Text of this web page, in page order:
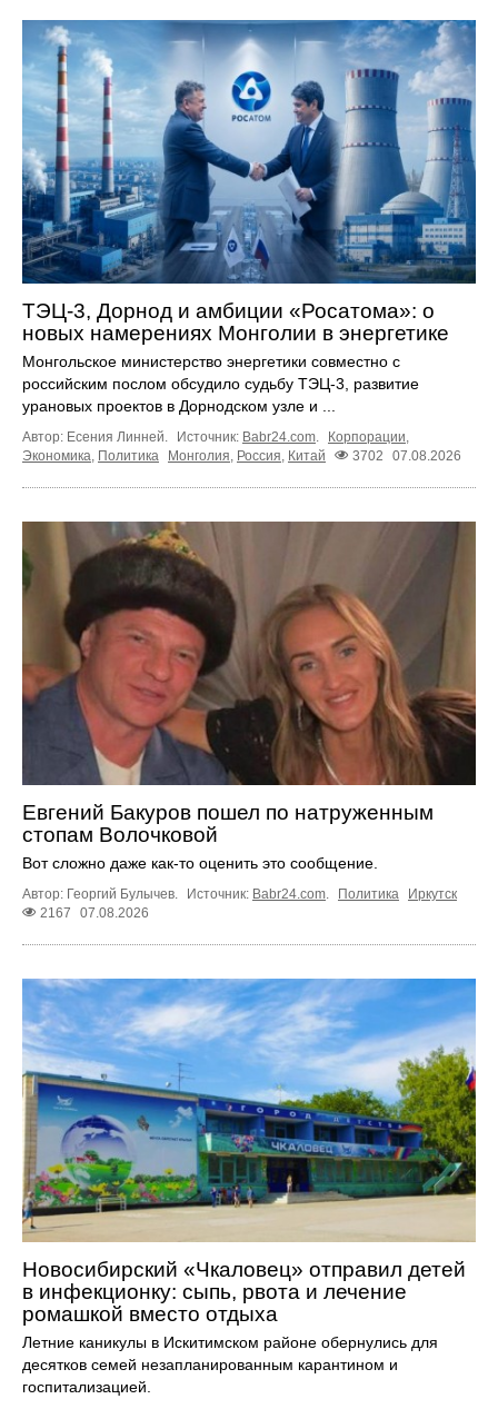
ТЭЦ-3, Дорнод и амбиции «Росатома»: о
новых намерениях Монголии в энергетике
Монгольское министерство энергетики совместно с
российским послом обсудило судьбу ТЭЦ‑3, развитие
урановых проектов в Дорнодском узле и ...
Автор: Есения Линней. Источник: Babr24.com. Корпорации,
Экономика, Политика Монголия, Россия, Китай 3702 07.08.2026
Евгений Бакуров пошел по натруженным
стопам Волочковой
Вот сложно даже как-то оценить это сообщение.
Автор: Георгий Булычев. Источник: Babr24.com Политика
Иркутск
2167
07.08.2026
Новосибирский «Чкаловец» отправил детей
в инфекционку: сыпь, рвота и лечение
ромашкой вместо отдыха
Летние каникулы в Искитимском районе обернулись для
десятков семей незапланированным карантином и
госпитализацией.